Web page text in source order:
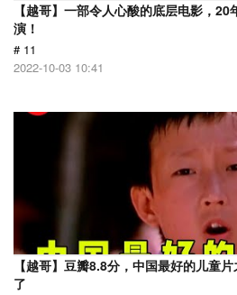
【越哥】一部令人心酸的底层电影，
演！
# 11
2022-10-03 10:41
【越哥】豆瓣8.8分，中国最好的儿童
了